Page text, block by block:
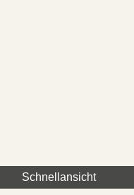
Schnellansicht